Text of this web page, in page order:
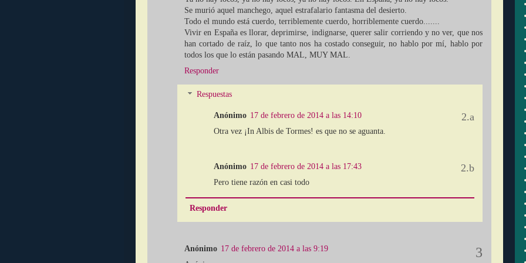
Se murió aquel manchego, aquel estrafalario fantasma del desierto.
Todo el mundo está cuerdo, terriblemente cuerdo, horriblemente cuerdo.......
Vivir en España es llorar, deprimirse, indignarse, querer salir corriendo y no ver, que nos
han cortado de raíz, lo que tanto nos ha costado conseguir, no hablo por mí, hablo por
todos los que lo están pasando MAL, MUY MAL.
Responder
Respuestas
Anónimo 17 de febrero de 2014 a las 14:10
Otra vez ¡In Albis de Tormes! es que no se aguanta.
Anónimo 17 de febrero de 2014 a las 17:43
Pero tiene razón en casi todo
Responder
Anónimo 17 de febrero de 2014 a las 9:19